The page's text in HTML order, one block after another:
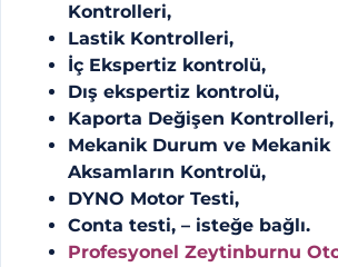
Kontrolleri,
Lastik Kontrolleri,
İç Ekspertiz kontrolü,
Dış ekspertiz kontrolü,
Kaporta Değişen Kontrolleri,
Mekanik Durum ve Mekanik
Aksamların Kontrolü,
DYNO Motor Testi,
Conta testi, – isteğe bağlı.
Profesyonel Zeytinburnu